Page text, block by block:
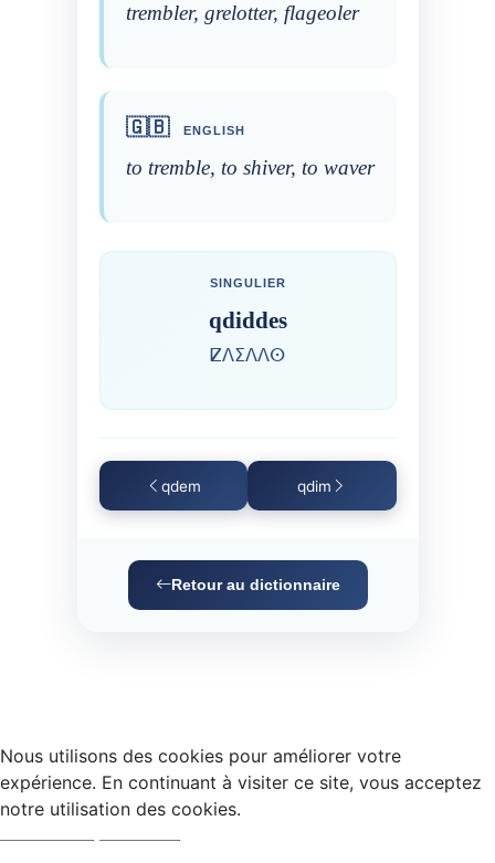
trembler, grelotter, flageoler
🇬🇧 ENGLISH
to tremble, to shiver, to waver
SINGULIER
qdiddes
ⵇⴷⵉⴷⴷⵙ
qdem qdim
Retour au dictionnaire
Nous utilisons des cookies pour améliorer votre
expérience. En continuant à visiter ce site, vous acceptez
notre utilisation des cookies.